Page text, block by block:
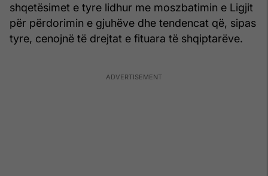
shqetësimet e tyre lidhur me moszbatimin e Ligjit
për përdorimin e gjuhëve dhe tendencat që, sipas
tyre, cenojnë të drejtat e fituara të shqiptarëve.